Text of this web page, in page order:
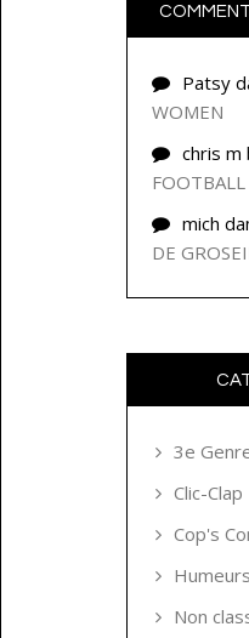
Patsy
WOMEN
chris m
FOOTBALL
mich
DE
3e
Clic-Clap
Cop's
Non